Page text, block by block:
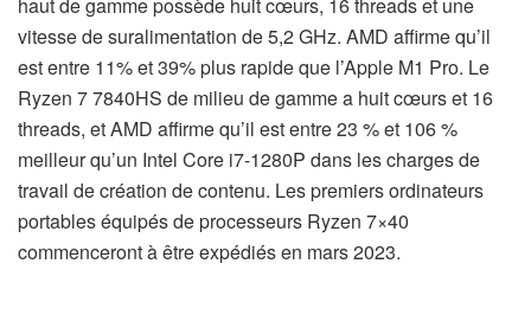
haut de gamme possède huit cœurs, 16 threads et une
vitesse de suralimentation de 5,2 GHz. AMD affirme qu’il
est entre 11% et 39% plus rapide que l’Apple M1 Pro. Le
Ryzen 7 7840HS de milieu de gamme a huit cœurs et 16
threads, et AMD affirme qu’il est entre 23 % et 106 %
meilleur qu’un Intel Core i7-1280P dans les charges de
travail de création de contenu. Les premiers ordinateurs
portables équipés de processeurs Ryzen 7×40
commenceront à être expédiés en mars 2023.